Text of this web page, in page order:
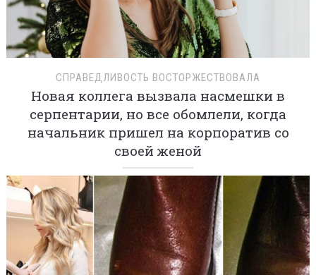
СПРАВЕДЛИВОСТЬ ВОСТОРЖЕСТВОВАЛА
Новая коллега вызвала насмешки в
серпентарии, но все обомлели, когда
начальник пришел на корпоратив со
своей женой